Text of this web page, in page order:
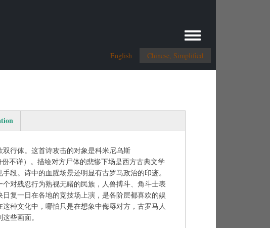
English Chinese, Simplified
Toggle menu
双行体。这首诗攻击的对象是科米尼乌斯
份不详）。描绘对方尸体的悲惨下场是西方古典文学
段。诗中的血腥场景还明显有古罗马政治的印迹。
个对残忍行为熟视无睹的民族，人兽搏斗、角斗士表
日复一日在各地的竞技场上演，是各阶层都喜欢的娱
这种文化中，哪怕只是在想象中侮辱对方，古罗马人
些画面。